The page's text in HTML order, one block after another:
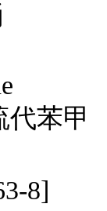
苯甲
8]